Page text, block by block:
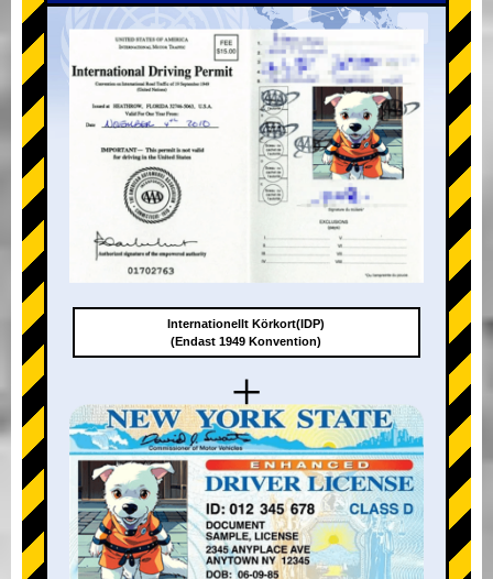
+
Internationellt Körkort(IDP)
(Endast 1949 Konvention)